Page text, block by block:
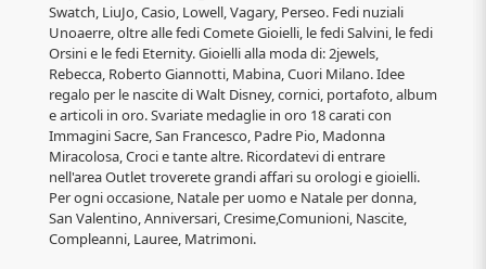
Swatch, LiuJo, Casio, Lowell, Vagary, Perseo. Fedi nuziali
Unoaerre, oltre alle fedi Comete Gioielli, le fedi Salvini, le fedi
Orsini e le fedi Eternity. Gioielli alla moda di: 2jewels,
Rebecca, Roberto Giannotti, Mabina, Cuori Milano. Idee
regalo per le nascite di Walt Disney, cornici, portafoto, album
e articoli in oro. Svariate medaglie in oro 18 carati con
Immagini Sacre, San Francesco, Padre Pio, Madonna
Miracolosa, Croci e tante altre. Ricordatevi di entrare
nell'area Outlet troverete grandi affari su orologi e gioielli.
Per ogni occasione, Natale per uomo e Natale per donna,
San Valentino, Anniversari, Cresime,Comunioni, Nascite,
Compleanni, Lauree, Matrimoni.